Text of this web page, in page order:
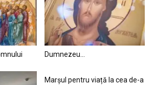
Dumnezeu…
Marșul pentru viață la cea de-a